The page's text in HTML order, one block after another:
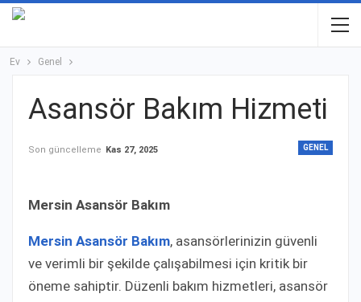
Ev Genel
Asansör Bakım Hizmeti
GENEL
Son güncelleme Kas 27, 2025
Mersin Asansör Bakım
Mersin Asansör Bakım, asansörlerinizin güvenli
ve verimli bir şekilde çalışabilmesi için kritik bir
öneme sahiptir. Düzenli bakım hizmetleri, asansör